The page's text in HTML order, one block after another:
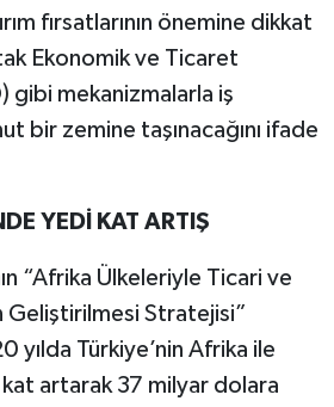
fırsatlarının önemine dikkat
Ekonomik ve Ticaret
gibi mekanizmalarla iş
bir zemine taşınacağını ifade
YEDİ KAT ARTIŞ
“Afrika Ülkeleriyle Ticari ve
Geliştirilmesi Stratejisi”
yılda Türkiye’nin Afrika ile
artarak 37 milyar dolara